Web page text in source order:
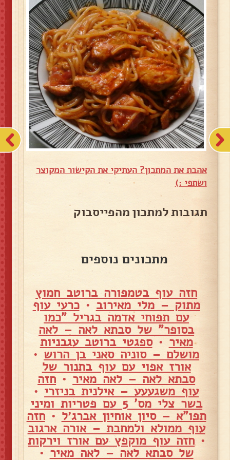
אהבת את המתכון? העתיקי את הקישור המקוצר
ושתפי :)
תגובות למתכון מהפייסבוק
מתכונים נוספים
חזה עוף בטמפורה ברוטב חמוץ
מתוק – מלי מאירוב •כרעי עוף
עם תפוחי אדמה בגריל "כמו
בסופר" של סבתא לאה – לאה
מאיר •ספגטי ברוטב עגבניות
מושלם – סוניה סאני בן הרוש •
אורז אפוי עם עוף בתנור של
סבתא לאה – לאה מאיר • חזה
עוף משגעעע – אילנית בניזרי •
בשר צלי מס' 5 עם פטריות ומיני
תפו"א – סיון אוחיון אברג׳ל •חזה
עוף ממולא ולמחבת – אורה ארגוב
•חזה עוף מוקפץ עם אורז וירקות
של סבתא לאה – לאה מאיר •